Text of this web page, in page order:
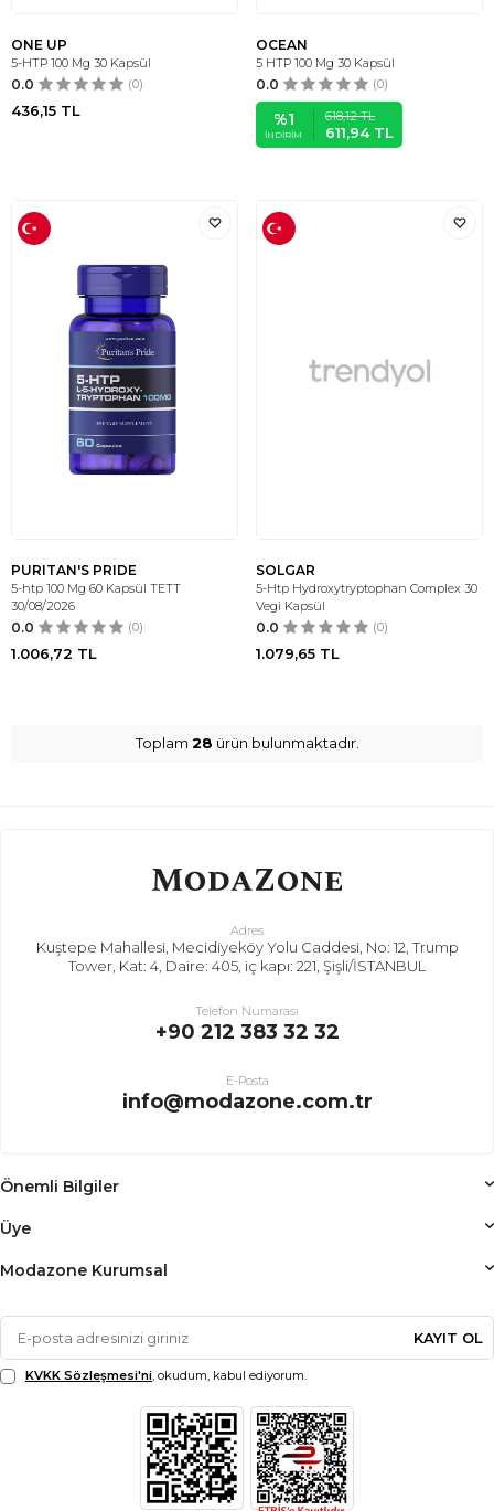
ONE UP
5-HTP 100 Mg 30 Kapsül
0.0 (0)
436,15 TL
OCEAN
5 HTP 100 Mg 30 Kapsül
0.0 (0)
%1
İNDIRIM
618,12TL
611,94TL
PURITAN'S PRIDE
5-htp 100 Mg 60 Kapsül TETT
30/08/2026
0.0 (0)
1.006,72 TL
SOLGAR
5-Htp Hydroxytryptophan Complex 30
Vegi Kapsül
0.0 (0)
1.079,65 TL
Toplam 28 ürün bulunmaktadır.
Adres
Kuştepe Mahallesi, Mecidiyeköy Yolu Caddesi, No: 12, Trump
Tower, Kat: 4, Daire: 405, iç kapı: 221, Şişli/İSTANBUL
Telefon Numarası
+90 212 383 32 32
E-Posta
info@modazone.com.tr
Önemli Bilgiler
Üye
Modazone Kurumsal
KAYIT OL
KVKK Sözleşmesi'ni, okudum, kabul ediyorum.